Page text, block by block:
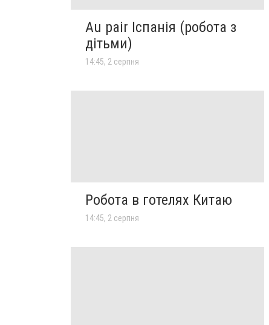
Au pair Іспанія (робота з
дітьми)
14:45, 2 серпня
Робота в готелях Китаю
14:45, 2 серпня